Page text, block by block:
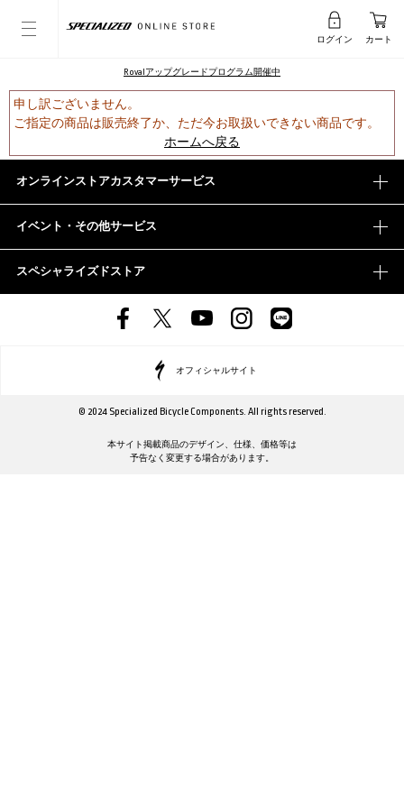
ログイン カート
Rovalアップグレードプログラム開催中
申し訳ございません。
ご指定の商品は販売終了か、ただ今お取扱いできない商品です。
ホームへ戻る
オンラインストアカスタマーサービス
イベント・その他サービス
スペシャライズドストア
オフィシャルサイト
© 2024 Specialized Bicycle Components. All rights reserved.
本サイト掲載商品のデザイン、仕様、価格等は
予告なく変更する場合があります。